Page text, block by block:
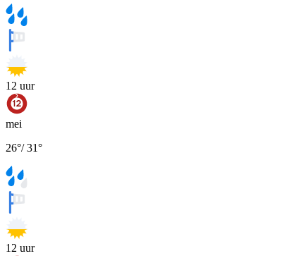
12 uur
mei
26°/31°
12 uur